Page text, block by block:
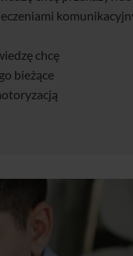
chcę
bieżące